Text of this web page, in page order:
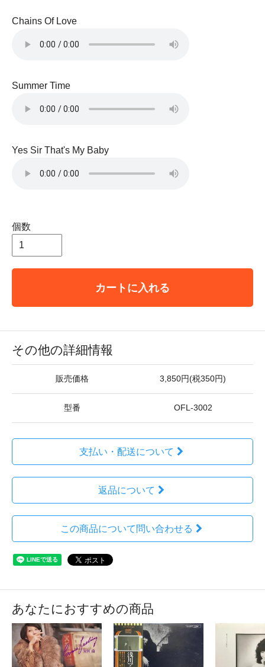
Chains Of Love
Summer Time
Yes Sir That's My Baby
個数
カートに入れる
その他の詳細情報
販売価格 3,850円(税350円)
型番 OFL-3002
支払い・配送について
返品について
この商品について問い合わせる
あなたにおすすめの商品